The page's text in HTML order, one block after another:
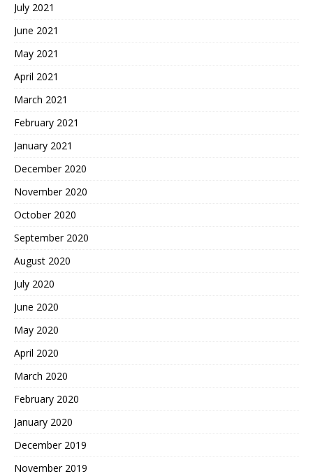
July 2021
June 2021
May 2021
April 2021
March 2021
February 2021
January 2021
December 2020
November 2020
October 2020
September 2020
August 2020
July 2020
June 2020
May 2020
April 2020
March 2020
February 2020
January 2020
December 2019
November 2019